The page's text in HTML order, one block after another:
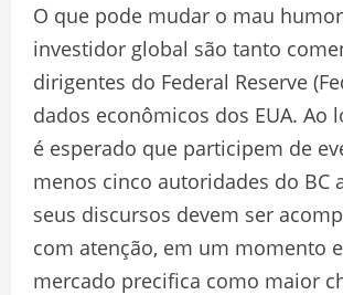
O que pode mudar o mau
investidor global são tanto
dirigentes do Federal Reserve
dados econômicos dos EUA. Ao
é esperado que participem de
menos cinco autoridades do BC
seus discursos devem ser
com atenção, em um momento
mercado precifica como maior